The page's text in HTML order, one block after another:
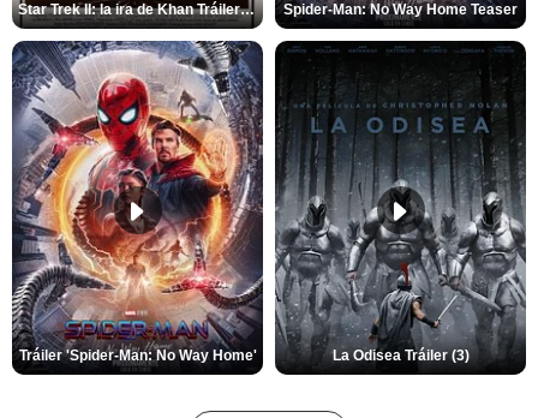
Star Trek II: la ira de Khan Tráiler VO Spider-Man: No Way Home Teaser
Tráiler 'Spider-Man: No Way Home' La Odisea Tráiler (3)